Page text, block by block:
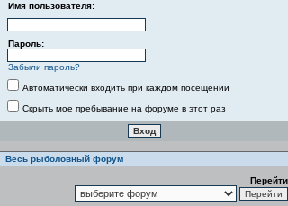
Имя пользователя:
Пароль:
Забыли пароль?
Автоматически входить при каждом посещении
Скрыть мое пребывание на форуме в этот раз
Весь рыболовный форум
Перейти